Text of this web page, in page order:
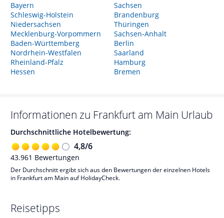
Bayern
Schleswig-Holstein
Niedersachsen
Mecklenburg-Vorpommern
Baden-Württemberg
Nordrhein-Westfalen
Rheinland-Pfalz
Hessen
Sachsen
Brandenburg
Thüringen
Sachsen-Anhalt
Berlin
Saarland
Hamburg
Bremen
Informationen zu Frankfurt am Main Urlaub
Durchschnittliche Hotelbewertung:
4,8/6
43.961 Bewertungen
Der Durchschnitt ergibt sich aus den Bewertungen der einzelnen Hotels
in Frankfurt am Main auf HolidayCheck.
Reisetipps